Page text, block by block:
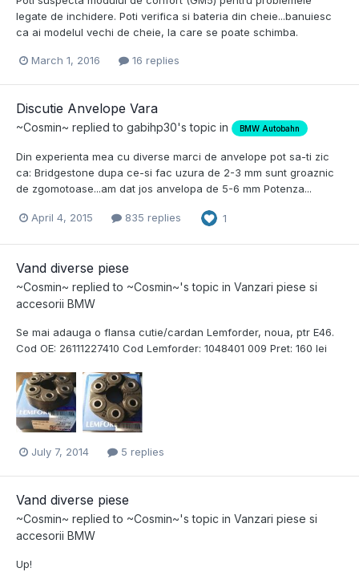
legate de inchidere. Poti verifica si bateria din cheie...banuiesc
ca ai modelul vechi de cheie, la care se poate schimba.
March 1, 2016 16 replies
Discutie Anvelope Vara
~Cosmin~ replied to gabihp30's topic in BMW Autobahn
Din experienta mea cu diverse marci de anvelope pot sa-ti zic
ca: Bridgestone dupa ce-si fac uzura de 2-3 mm sunt groaznic
de zgomotoase...am dat jos anvelopa de 5-6 mm Potenza...
April 4, 2015 835 replies 1
Vand diverse piese
~Cosmin~ replied to ~Cosmin~'s topic in Vanzari piese si
accesorii BMW
Se mai adauga o flansa cutie/cardan Lemforder, noua, ptr E46.
Cod OE: 26111227410 Cod Lemforder: 1048401 009 Pret: 160 lei
July 7, 2014 5 replies
Vand diverse piese
~Cosmin~ replied to ~Cosmin~'s topic in Vanzari piese si
accesorii BMW
Up!